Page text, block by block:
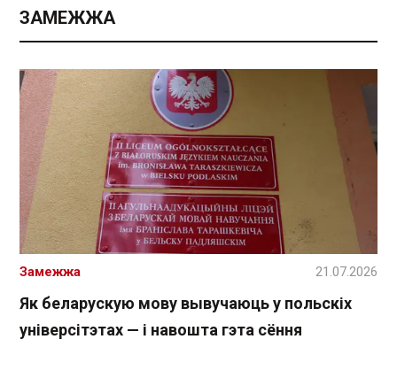
ЗАМЕЖЖА
Як беларускую мову вывучаюць у польскіх
універсітэтах — і навошта гэта сёння
Замежжа 21.07.2026